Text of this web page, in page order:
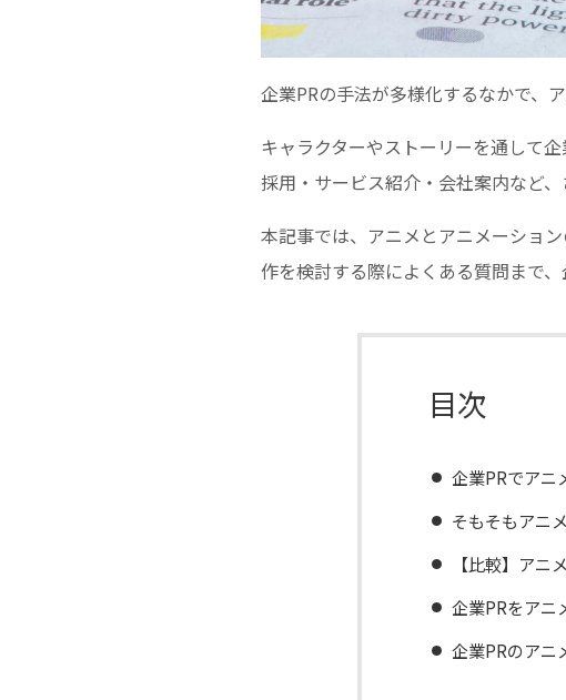
企業PRの手法が多様化するなかで、
キャラクターやストーリーを通して
採用・サービス紹介・会社案内など、
本記事では、アニメとアニメーショ
作を検討する際によくある質問まで
目次
企業PRでアニ
そもそもアニ
【比較】ア
企業PRをアニ
企業PRのアニ